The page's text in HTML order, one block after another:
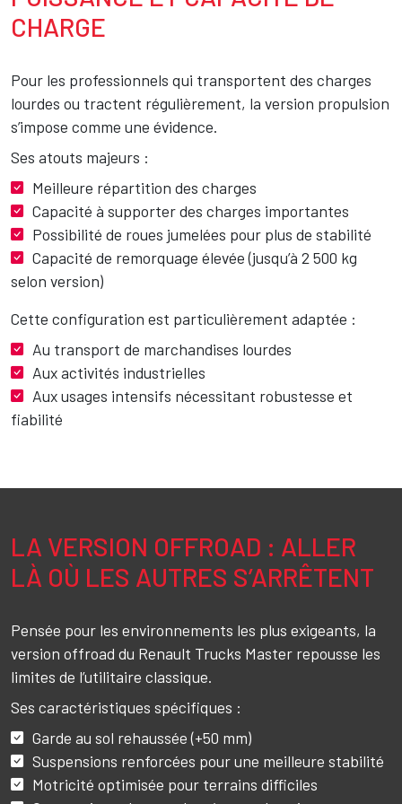
CHARGE
Pour les professionnels qui transportent des charges
lourdes ou tractent régulièrement, la version propulsion
s’impose comme une évidence.
Ses atouts majeurs :
Meilleure répartition des charges
Capacité à supporter des charges importantes
Possibilité de roues jumelées pour plus de stabilité
Capacité de remorquage élevée (jusqu’à 2 500 kg
selon version)
Cette configuration est particulièrement adaptée :
Au transport de marchandises lourdes
Aux activités industrielles
Aux usages intensifs nécessitant robustesse et
fiabilité
Texte
LA VERSION OFFROAD : ALLER
LÀ OÙ LES AUTRES S’ARRÊTENT
Pensée pour les environnements les plus exigeants, la
version offroad du Renault Trucks Master repousse les
limites de l’utilitaire classique.
Ses caractéristiques spécifiques :
Garde au sol rehaussée (+50 mm)
Suspensions renforcées pour une meilleure stabilité
Motricité optimisée pour terrains difficiles